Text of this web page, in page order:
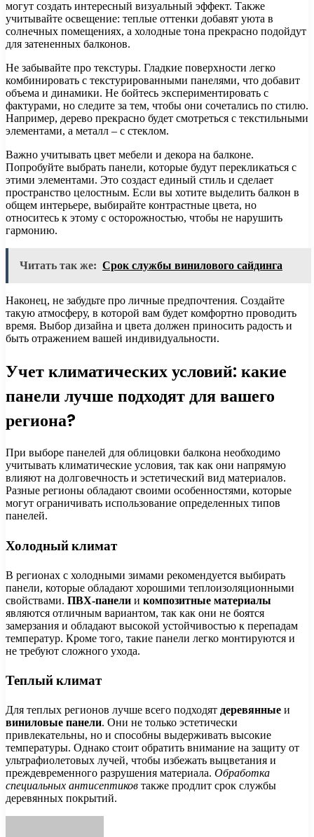
могут создать интересный визуальный эффект. Также
учитывайте освещение: теплые оттенки добавят уюта в
солнечных помещениях, а холодные тона прекрасно подойдут
для затененных балконов.
Не забывайте про текстуры. Гладкие поверхности легко
комбинировать с текстурированными панелями, что добавит
объема и динамики. Не бойтесь экспериментировать с
фактурами, но следите за тем, чтобы они сочетались по стилю.
Например, дерево прекрасно будет смотреться с текстильными
элементами, а металл – с стеклом.
Важно учитывать цвет мебели и декора на балконе.
Попробуйте выбрать панели, которые будут перекликаться с
этими элементами. Это создаст единый стиль и сделает
пространство целостным. Если вы хотите выделить балкон в
общем интерьере, выбирайте контрастные цвета, но
относитесь к этому с осторожностью, чтобы не нарушить
гармонию.
Читать так же: Срок службы винилового сайдинга
Наконец, не забудьте про личные предпочтения. Создайте
такую атмосферу, в которой вам будет комфортно проводить
время. Выбор дизайна и цвета должен приносить радость и
быть отражением вашей индивидуальности.
Учет климатических условий: какие
панели лучше подходят для вашего
региона?
При выборе панелей для облицовки балкона необходимо
учитывать климатические условия, так как они напрямую
влияют на долговечность и эстетический вид материалов.
Разные регионы обладают своими особенностями, которые
могут ограничивать использование определенных типов
панелей.
Холодный климат
В регионах с холодными зимами рекомендуется выбирать
панели, которые обладают хорошими теплоизоляционными
свойствами. ПВХ-панели и композитные материалы
являются отличным вариантом, так как они не боятся
замерзания и обладают высокой устойчивостью к перепадам
температур. Кроме того, такие панели легко монтируются и
не требуют сложного ухода.
Теплый климат
Для теплых регионов лучше всего подходят деревянные и
виниловые панели. Они не только эстетически
привлекательны, но и способны выдерживать высокие
температуры. Однако стоит обратить внимание на защиту от
ультрафиолетовых лучей, чтобы избежать выцветания и
преждевременного разрушения материала. Обработка
специальных антисептиков также продлит срок службы
деревянных покрытий.